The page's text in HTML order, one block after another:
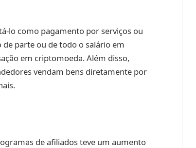
lo como pagamento por serviços ou
parte ou de todo o salário em
em criptomoeda. Além disso,
vendam bens diretamente por
de afiliados teve um aumento